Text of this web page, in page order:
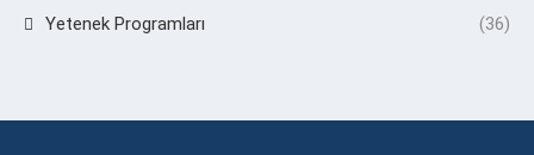
Yetenek Programları (36)